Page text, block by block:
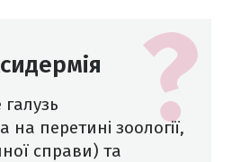
перетині зоології,
справи) та